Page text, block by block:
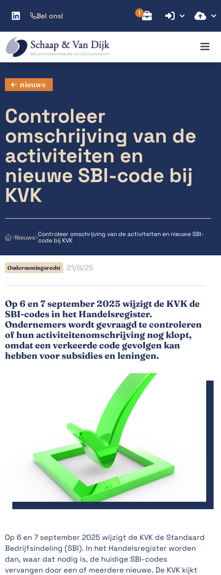
Bel ons!
  
nieuws
Controleer
omschrijving van de
activiteiten en
nieuwe SBI-code bij
KVK
NieuwsControleer omschrijving van de activiteiten en nieuwe SBI-
code bij KVK
Ondernemingsrecht 21/8/25
Op 6 en 7 september 2025 wijzigt de KVK de
SBI-codes in het Handelsregister.
Ondernemers wordt gevraagd te controleren
of hun activiteitenomschrijving nog klopt,
omdat een verkeerde code gevolgen kan
hebben voor subsidies en leningen.
Op 6 en 7 september 2025 wijzigt de KVK de Standaard
Bedrijfsindeling (SBI). In het Handelsregister worden
dan, waar dat nodig is, de huidige SBI-codes
vervangen door een of meerdere nieuwe. De KVK kijkt